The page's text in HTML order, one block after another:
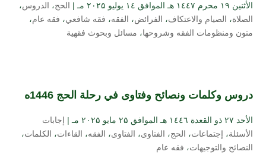
الأثنين ۱۹ محرم ۱٤٤۷ هـ الموافق ۱٤ يوليو ۲۰۲۵ مـ | الحج، الدروس،
الصلاة، الصيام والاعتكاف، الفرائض، الفقه، فقه شافعي، فقه عام،
متون ومنظومات الفقه وشروحها، مسائل وبحوث فقهية
دروس وكلمات ونصائح وفتاوى في رحلة الحج 1446ه
الأحد ۲۷ ذو القعدة ۱٤٤٦ هـ الموافق ۲۵ مايو ۲۰۲۵ مـ |
إجابات
الأسئلة، إجتماعات، الحج، الفتاوى، الفتاوى، الفقه، القاءات، الكلمات،
النصائح والتوجيهات، فقه عام